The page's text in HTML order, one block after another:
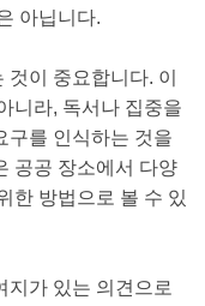
아닙니다.
이 중요합니다. 이
니라, 독서나 집중을
구를 인식하는 것을
공공 장소에서 다양
한 방법으로 볼 수 있
지가 있는 의견으로